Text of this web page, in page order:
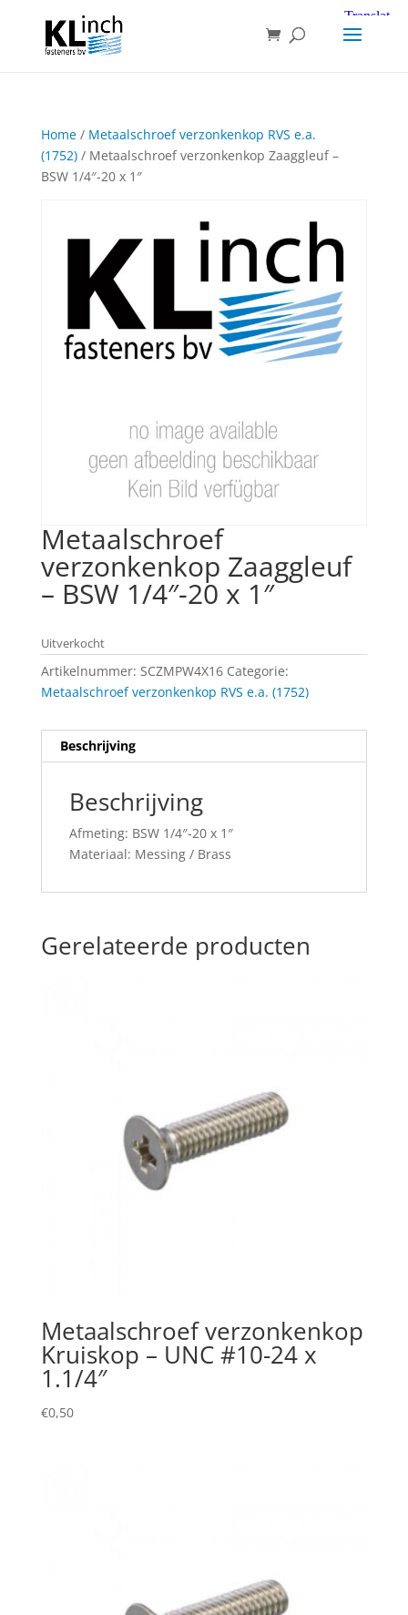
Home/ Metaalschroef verzonkenkop RVS e.a.
(1752)/ Metaalschroef verzonkenkop Zaaggleuf –
BSW 1/4″-20 x 1″
Metaalschroef
verzonkenkop Zaaggleuf
– BSW 1/4″-20 x 1″
Uitverkocht
Artikelnummer: SCZMPW4X16 Categorie:
Metaalschroef verzonkenkop RVS e.a. (1752)
Beschrijving
Beschrijving
Afmeting: BSW 1/4″-20 x 1″
Materiaal: Messing / Brass
Gerelateerde producten
Metaalschroef verzonkenkop
Kruiskop – UNC #10-24 x
1.1/4″
€0,50